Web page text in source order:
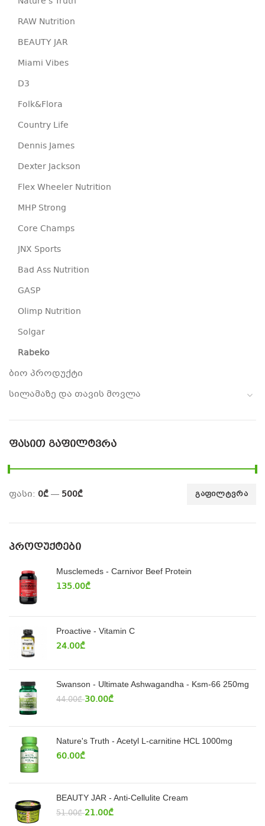
RAW Nutrition
BEAUTY JAR
Miami Vibes
D3
Folk&Flora
Country Life
Dennis James
Dexter Jackson
Flex Wheeler Nutrition
MHP Strong
Core Champs
JNX Sports
Bad Ass Nutrition
GASP
Olimp Nutrition
Solgar
Rabeko
ბიო პროდუქტი
სილამაზე და თავის მოვლა
ᲤᲐᲡᲘᲗ ᲒᲐᲤᲘᲚᲢᲕᲠᲐ
ᲒᲐᲤᲘᲚᲢᲕᲠᲐ
ფასი: 0₾— 500₾
ᲞᲠᲝᲓᲣᲥᲢᲔᲑᲘ
Musclemeds - Carnivor Beef Protein
135.00₾
Proactive - Vitamin C
24.00₾
Swanson - Ultimate Ashwagandha - Ksm-66 250mg
44.00₾ 30.00₾
Nature's Truth - Acetyl L-carnitine HCL 1000mg
60.00₾
BEAUTY JAR - Anti-Cellulite Cream
51.00₾ 21.00₾